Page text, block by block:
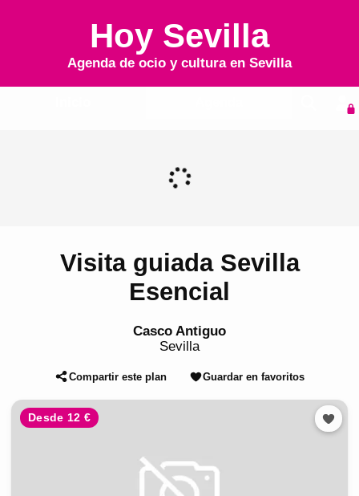
Hoy Sevilla
Agenda de ocio y cultura en Sevilla
Visita guiada Sevilla
Esencial
Casco Antiguo
Sevilla
Compartir este plan Guardar en favoritos
Desde 12 €